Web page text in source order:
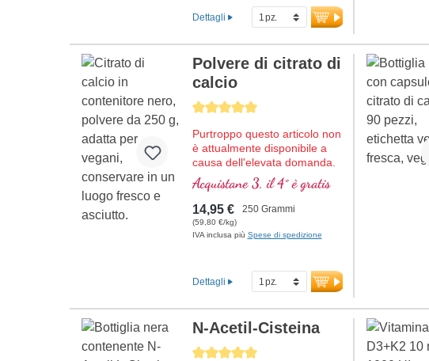
maggiori informazioni
sulla Polvere di Magnesio
alcalina, per programmi detox
o per favorire il benessere
generale. Senza OGM,
vegane e senza additivi.
Sigillatura senza alluminio e
oltre 20 anni di esperienza
nella produzione
garantiscono la massima
Maggiori informazioni
sulle capsule di erba d’orzo
biologica
Dettagli
Average rating of 5 out of 5 stars
Polvere di citrato di
calcio
Purtroppo questo articolo non
è attualmente disponibile a
causa dell'elevata domanda.
Prevediamo di ricevere nuova
merce nella settimana
30/2026.
La polvere di citrato di calcio
di Biotikon fornisce calcio di
priva di additivi e con ottima
biodisponibilità. Il calcio
svolge un ruolo fondamentale
nel corpo. È importante per
energia, ossa, denti, muscoli,
nervi, così come per la
Acquistane 3, il 4° è gratis
14,95 € 250 Grammi
(59,80 €/kg)
IVA inclusa più Spese di spedizione
Dettagli
Average rating of 5 out of 5 stars
N-Acetil-Cisteina